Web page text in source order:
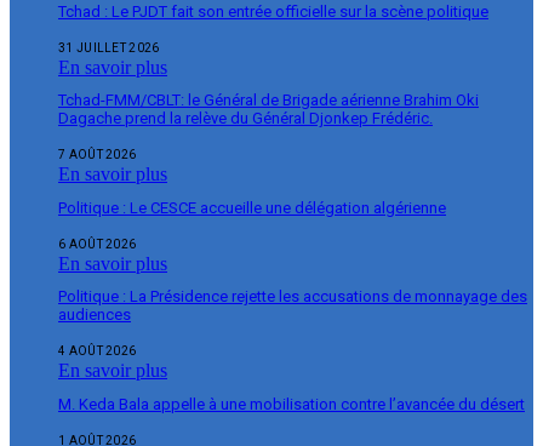
Tchad : Le PJDT fait son entrée officielle sur la scène politique
31 JUILLET 2026
En savoir plus
Tchad-FMM/CBLT: le Général de Brigade aérienne Brahim Oki
Dagache prend la relève du Général Djonkep Frédéric.
7 AOÛT 2026
En savoir plus
Politique : Le CESCE accueille une délégation algérienne
6 AOÛT 2026
En savoir plus
Politique : La Présidence rejette les accusations de monnayage des
audiences
4 AOÛT 2026
En savoir plus
M. Keda Bala appelle à une mobilisation contre l’avancée du désert
1 AOÛT 2026